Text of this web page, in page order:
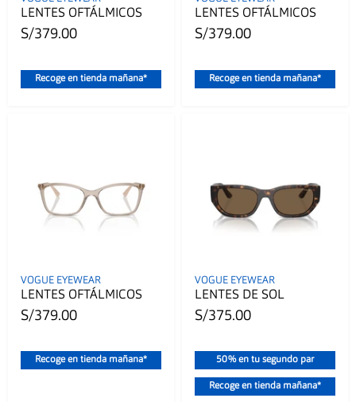
LENTES OFTÁLMICOS
S/379.00
Recoge en tienda mañana*
LENTES OFTÁLMICOS
S/379.00
Recoge en tienda mañana*
VOGUE EYEWEAR
LENTES OFTÁLMICOS
S/379.00
Recoge en tienda mañana*
VOGUE EYEWEAR
LENTES DE SOL
S/375.00
50% en tu segundo par
Recoge en tienda mañana*